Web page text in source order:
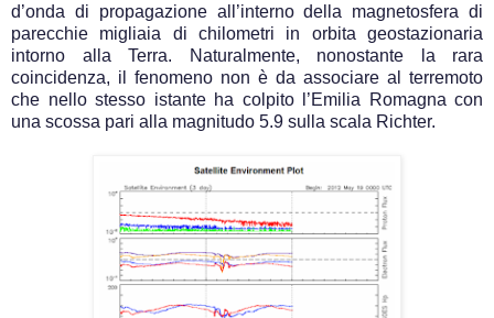
d’onda di propagazione all’interno della magnetosfera di
parecchie migliaia di chilometri in orbita geostazionaria
intorno alla Terra. Naturalmente, nonostante la rara
coincidenza, il fenomeno non è da associare al terremoto
che nello stesso istante ha colpito l’Emilia Romagna con
una scossa pari alla magnitudo 5.9 sulla scala Richter.